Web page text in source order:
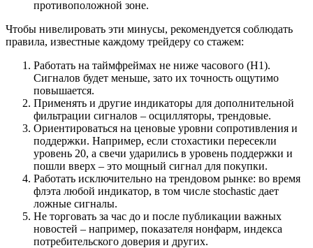
противоположной зоне.
Чтобы нивелировать эти минусы, рекомендуется соблюдать
правила, известные каждому трейдеру со стажем:
Работать на таймфреймах не ниже часового (Н1).
Сигналов будет меньше, зато их точность ощутимо
повышается.
Применять и другие индикаторы для дополнительной
фильтрации сигналов – осцилляторы, трендовые.
Ориентироваться на ценовые уровни сопротивления и
поддержки. Например, если стохастики пересекли
уровень 20, а свечи ударились в уровень поддержки и
пошли вверх – это мощный сигнал для покупки.
Работать исключительно на трендовом рынке: во время
флэта любой индикатор, в том числе stochastic дает
ложные сигналы.
Не торговать за час до и после публикации важных
новостей – например, показателя нонфарм, индекса
потребительского доверия и других.